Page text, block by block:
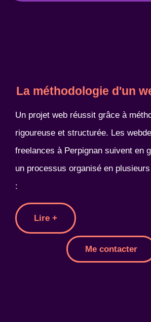
La méthodologie d'un
Un projet web réussit grâce à
rigoureuse et structurée. Les
freelances à Perpignan suivent en
un processus organisé en
:
Lire +
Me contacter